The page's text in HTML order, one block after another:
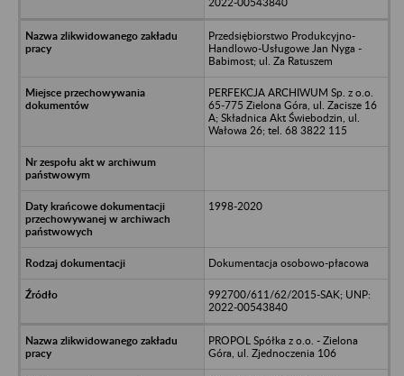
Przedsiębiorstwo Produkcyjno-
Handlowo-Usługowe Jan Nyga -
Babimost; ul. Za Ratuszem
PERFEKCJA ARCHIWUM Sp. z o.o.
65-775 Zielona Góra, ul. Zacisze 16
A; Składnica Akt Świebodzin, ul.
Wałowa 26; tel. 68 3822 115
1998-2020
Dokumentacja osobowo-płacowa
992700/611/62/2015-SAK; UNP:
2022-00543840
PROPOL Spółka z o.o. - Zielona
Góra, ul. Zjednoczenia 106